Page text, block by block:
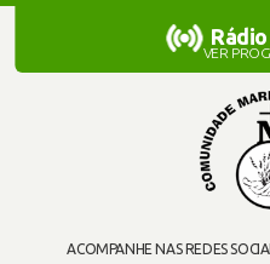
ACOMPANHE NAS REDES
VER